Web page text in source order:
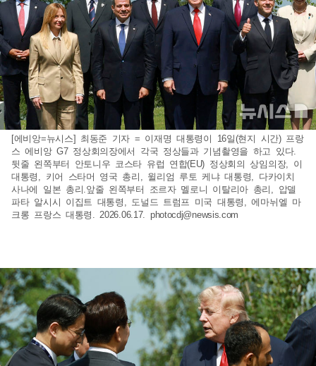
[에비앙=뉴시스] 최동준 기자 = 이재명 대통령이 16일(현지 시간) 프랑
스 에비앙 G7 정상회의장에서 각국 정상들과 기념촬영을 하고 있다.
뒷줄 왼쪽부터 안토니우 코스타 유럽 연합(EU) 정상회의 상임의장, 이
대통령, 키어 스타머 영국 총리, 윌리엄 루토 케냐 대통령, 다카이치
사나에 일본 총리.앞줄 왼쪽부터 조르자 멜로니 이탈리아 총리, 압델
파타 알시시 이집트 대통령, 도널드 트럼프 미국 대통령, 에마뉘엘 마
크롱 프랑스 대통령. 2026.06.17. photocdj@newsis.com